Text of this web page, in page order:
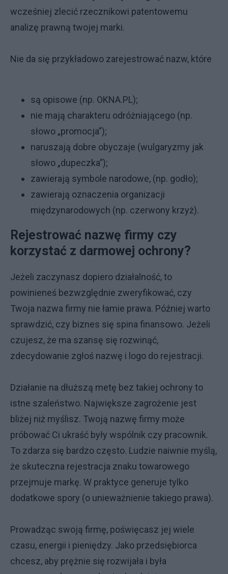
wcześniej zlecić rzecznikowi patentowemu
analizę prawną twojej marki.
Nie da się przykładowo zarejestrować nazw, które
są opisowe (np. OKNA.PL);
nie mają charakteru odróżniającego (np.
słowo „promocja”);
naruszają dobre obyczaje (wulgaryzmy jak
słowo „dupeczka”);
zawierają symbole narodowe, (np. godło);
zawierają oznaczenia organizacji
międzynarodowych (np. czerwony krzyż).
Rejestrować nazwę firmy czy
korzystać z darmowej ochrony?
Jeżeli zaczynasz dopiero działalność, to
powinieneś bezwzględnie zweryfikować, czy
Twoja nazwa firmy nie łamie prawa. Później warto
sprawdzić, czy biznes się spina finansowo. Jeżeli
czujesz, że ma szansę się rozwinąć,
zdecydowanie zgłoś nazwę i logo do rejestracji.
Działanie na dłuższą metę bez takiej ochrony to
istne szaleństwo. Największe zagrożenie jest
bliżej niż myślisz. Twoją nazwę firmy może
próbować Ci ukraść były wspólnik czy pracownik.
To zdarza się bardzo często. Ludzie naiwnie myślą,
że skuteczna rejestracja znaku towarowego
przejmuje markę. W praktyce generuje tylko
dodatkowe spory (o unieważnienie takiego prawa).
Prowadząc swoją firmę, poświęcasz jej wiele
czasu, energii i pieniędzy. Jako przedsiębiorca
chcesz, aby prężnie się rozwijała i była